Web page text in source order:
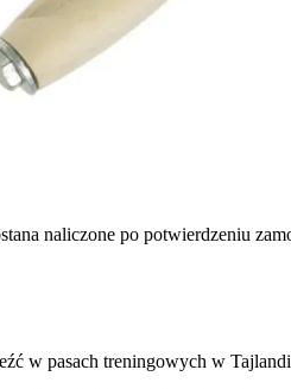
naliczone po potwierdzeniu
w pasach treningowych w